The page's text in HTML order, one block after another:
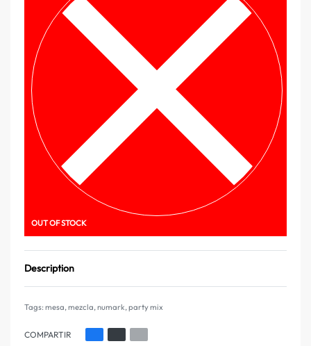
OUT OF STOCK
Description
Tags: mesa,mezcla,numark,party mix
COMPARTIR